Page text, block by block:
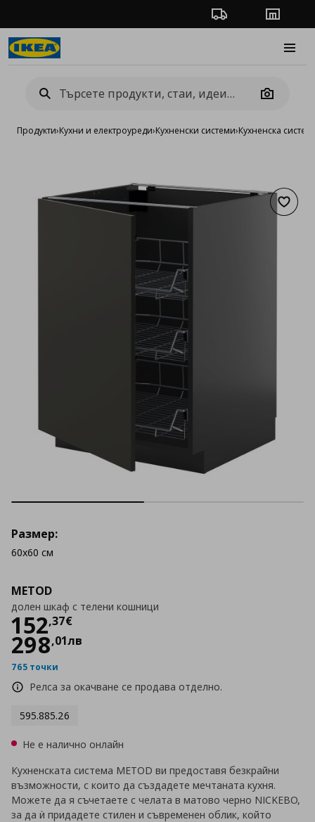
Проследяване на
Camera
Продукти›Кухни и електроуреди›Кухненски системи›Кухненска
METOD
долен шкаф с телени кошници
152,37€
Цена
298,01лв
765 точки
Релса за окачване се продава отделно.
595.885.26
Размер:
60x60 см
Не е налично онлайн
Кухненската система METOD ви предоставя безкрайни
възможности, с които да създадете мечтаната кухня.
Можете да я съчетаете с челата в матово черно NICKEBO,
за да ѝ придадете стилен и съвременен облик, който